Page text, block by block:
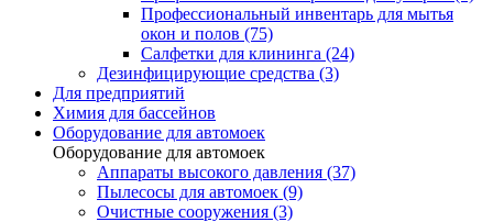
Профессиональный инвентарь для мытья
окон и полов (75)
Салфетки для клининга (24)
Дезинфицирующие средства (3)
Для предприятий
Химия для бассейнов
Оборудование для автомоек
Оборудование для автомоек
Аппараты высокого давления (37)
Пылесосы для автомоек (9)
Очистные сооружения (3)